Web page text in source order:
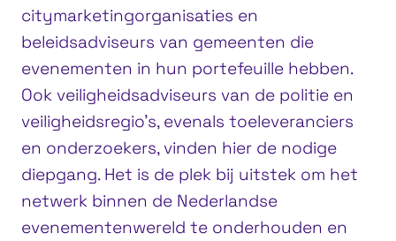
citymarketingorganisaties en
beleidsadviseurs van gemeenten die
evenementen in hun portefeuille hebben.
Ook veiligheidsadviseurs van de politie en
veiligheidsregio’s, evenals toeleveranciers
en onderzoekers, vinden hier de nodige
diepgang. Het is de plek bij uitstek om het
netwerk binnen de Nederlandse
evenementenwereld te onderhouden en